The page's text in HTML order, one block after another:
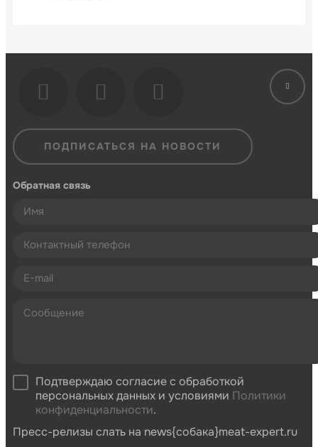
ПОДПИСАТЬСЯ НА НОВОСТИ
Обратная связь
Подтверждаю согласие с обработкой
персональных данных и условиями Политики
конфиденциальности.
Пресс-релизы слать на news{собака}meat-expert.ru